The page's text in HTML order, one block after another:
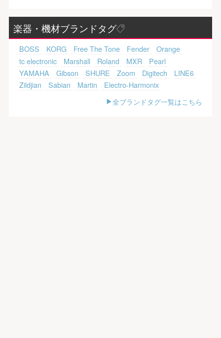
楽器・機材ブランドタグ
BOSS KORG Free The Tone Fender
Orange
tc electronic
Marshall Roland MXR
Pearl
YAMAHA
Gibson SHURE Zoom Digitech
LINE6
Zildjian
Sabian Martin
Electro-Harmonix
全ブランドタグ一覧はこちら